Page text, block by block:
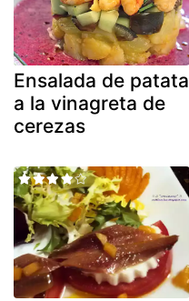
Ensalada de patata
a la vinagreta de
cerezas